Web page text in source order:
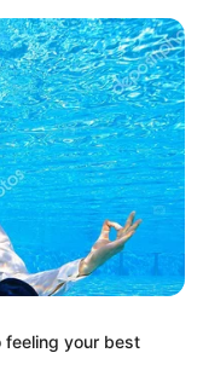
feeling your best